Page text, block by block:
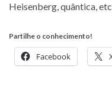
Heisenberg, quântica,
Partilhe o conhecimento!
Facebook